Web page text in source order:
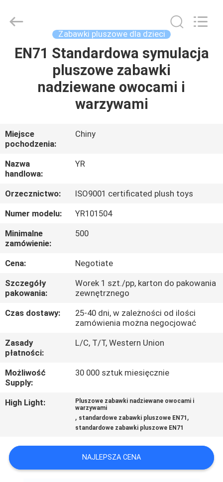
DOM
PRODUKTY
NAS
WYCIECZKA
PO
FABRYCE
KONTROLA
JAKOŚCI
SKONTAKTUJ
SIĘ
Z
AKTUALNOŚCI
O
SITEMAP
Reserved.
Zabawki pluszowe dla dzieci
EN71 Standardowa symulacja
pluszowe zabawki
nadziewane owocami i
warzywami
Miejsce
pochodzenia:
Chiny
Nazwa
handlowa:
YR
Orzecznictwo:
ISO9001 certificated plush toys
Numer modelu:
YR101504
Minimalne
zamówienie:
500
Cena:
Negotiate
Szczegóły
pakowania:
Worek 1 szt./pp, karton do pakowania
zewnętrznego
Czas dostawy:
25-40 dni, w zależności od ilości
zamówienia można negocjować
Zasady
płatności:
L/C, T/T, Western Union
Możliwość
Supply:
30 000 sztuk miesięcznie
High Light:
Pluszowe zabawki nadziewane owocami i
warzywami
, standardowe zabawki pluszowe EN71 ,
standardowe zabawki pluszowe EN71
NAJLEPSZA CENA